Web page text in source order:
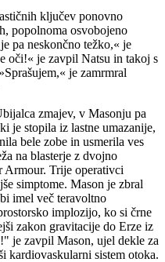
ključev ponovno
popolnoma osvobojeno
pa neskončno težko,« je
oči!« je zavpil Natsu in takoj s
je zamrmral
zmajev, v Masonju pa
je stopila iz lastne umazanije,
bele zobe in usmerila ves
na blasterje z dvojno
Armour. Trije operativci
simptome. Mason je zbral
imel več teravoltno
implozijo, ko si črne
zakon gravitacije do Erze iz
je zavpil Mason, ujel dekle za
kardiovaskularni sistem otoka.